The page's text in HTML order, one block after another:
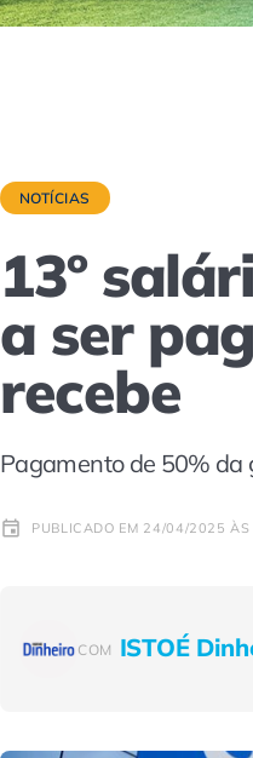
NOTÍCIAS
13º
a ser
recebe
Pagamento de 50% da
PUBLICADO EM 24/04/2025
COM ISTOÉ